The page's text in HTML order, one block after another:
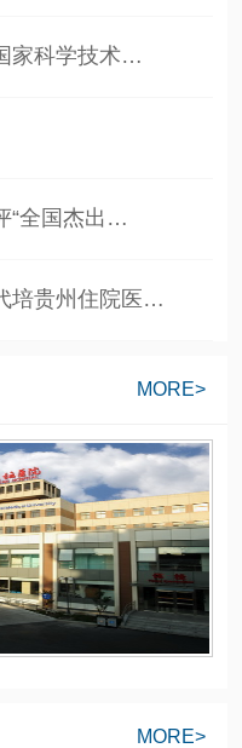
家科学技术…
“全国杰出…
培贵州住院医…
MORE>
MORE>